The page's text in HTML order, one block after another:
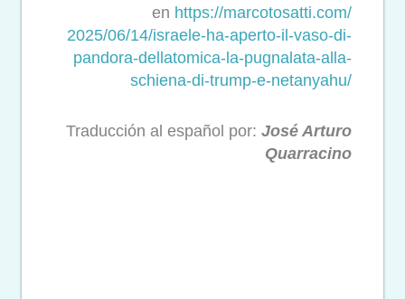
en https://marcotosatti.com/
2025/06/14/israele-ha-aperto-il-vaso-di-
pandora-dellatomica-la-pugnalata-alla-
schiena-di-trump-e-netanyahu/
Traducción al español por: José Arturo
Quarracino